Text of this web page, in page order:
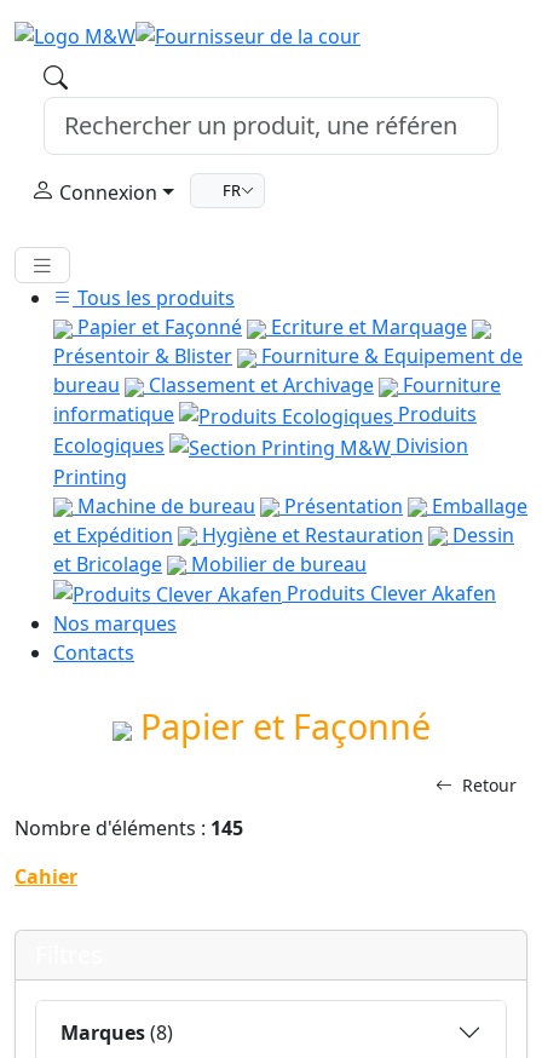
Connexion FR
Tous les produits
Papier et Façonné
Ecriture et Marquage
Présentoir & Blister
Fourniture & Equipement de
bureau
Classement et Archivage
Fourniture
informatique
Produits
Ecologiques
Division
Printing
Machine de bureau
Présentation
Emballage
et Expédition
Hygiène et Restauration
Dessin
et Bricolage
Mobilier de bureau
Produits Clever Akafen
Nos marques
Contacts
Papier et Façonné
Retour
Nombre d'éléments : 145
Cahier
Marques(8)